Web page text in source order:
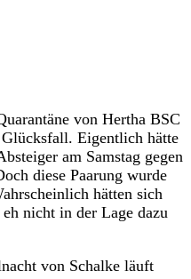
von Hertha BSC
Eigentlich hätte
am Samstag gegen
diese Paarung wurde
hätten sich
nicht in der Lage dazu
von Schalke läuft